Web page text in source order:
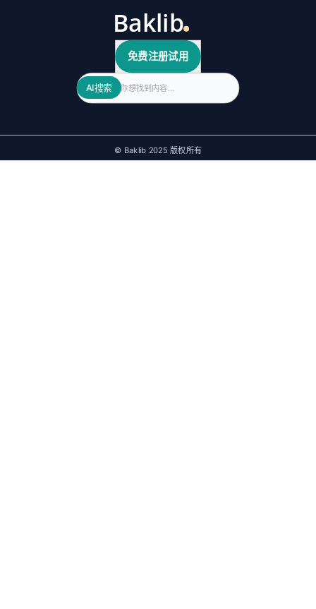
免费注册试用
Search
AI搜索
© Baklib 2025 版权所有